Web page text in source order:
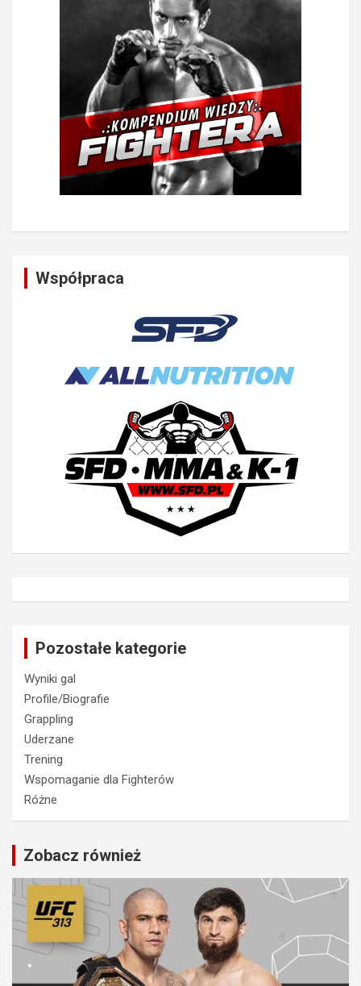
Współpraca
Pozostałe kategorie
Wyniki gal
Profile/Biografie
Grappling
Uderzane
Trening
Wspomaganie dla Fighterów
Różne
Zobacz również